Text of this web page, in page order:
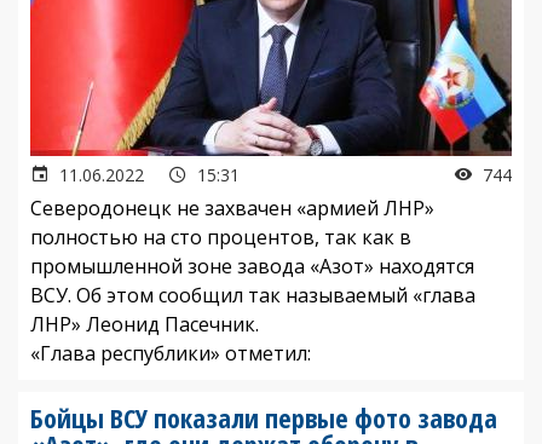
11.06.2022 15:31 744
Северодонецк не захвачен «армией ЛНР»
полностью на сто процентов, так как в
промышленной зоне завода «Азот» находятся
ВСУ. Об этом сообщил так называемый «глава
ЛНР» Леонид Пасечник.
«Глава республики» отметил:
Бойцы ВСУ показали первые фото завода